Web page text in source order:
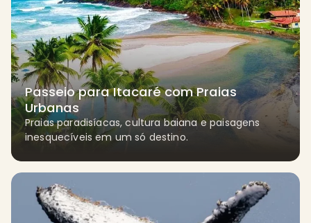
Passeio para Itacaré com Praias
Urbanas
Praias paradisíacas, cultura baiana e paisagens
inesquecíveis em um só destino.